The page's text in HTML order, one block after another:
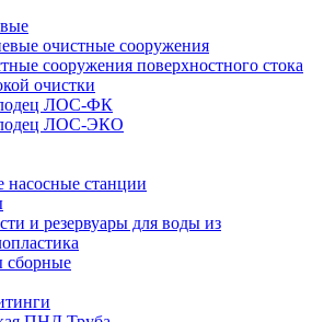
очистные сооружения
сооружения поверхностного стока
очистки
ЛОС-ФК
ЛОС-ЭКО
станции
и резервуары для воды из
сборные